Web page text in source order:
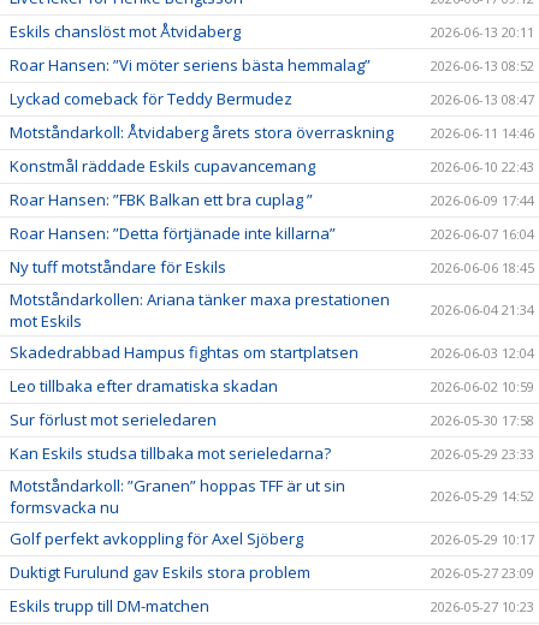
Eskils chanslöst mot Åtvidaberg 2026-06-13 20:11
Roar Hansen: ”Vi möter seriens bästa hemmalag” 2026-06-13 08:52
Lyckad comeback för Teddy Bermudez 2026-06-13 08:47
Motståndarkoll: Åtvidaberg årets stora överraskning 2026-06-11 14:46
Konstmål räddade Eskils cupavancemang 2026-06-10 22:43
Roar Hansen: ”FBK Balkan ett bra cuplag ” 2026-06-09 17:44
Roar Hansen: ”Detta förtjänade inte killarna” 2026-06-07 16:04
Ny tuff motståndare för Eskils 2026-06-06 18:45
Motståndarkollen: Ariana tänker maxa prestationen
mot Eskils
2026-06-04 21:34
Skadedrabbad Hampus fightas om startplatsen 2026-06-03 12:04
Leo tillbaka efter dramatiska skadan 2026-06-02 10:59
Sur förlust mot serieledaren 2026-05-30 17:58
Kan Eskils studsa tillbaka mot serieledarna? 2026-05-29 23:33
Motståndarkoll: ”Granen” hoppas TFF är ut sin
formsvacka nu
2026-05-29 14:52
Golf perfekt avkoppling för Axel Sjöberg 2026-05-29 10:17
Duktigt Furulund gav Eskils stora problem 2026-05-27 23:09
Eskils trupp till DM-matchen 2026-05-27 10:23